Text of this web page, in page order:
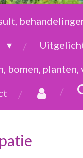
bomen, planten,